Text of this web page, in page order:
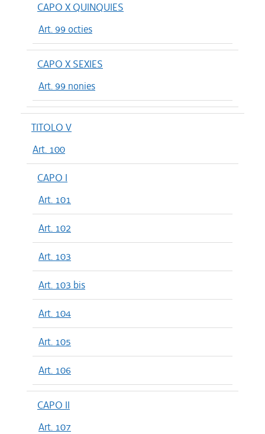
CAPO X QUINQUIES
Art. 99 octies
CAPO X SEXIES
Art. 99 nonies
TITOLO V
Art. 100
CAPO I
Art. 101
Art. 102
Art. 103
Art. 103 bis
Art. 104
Art. 105
Art. 106
CAPO II
Art. 107